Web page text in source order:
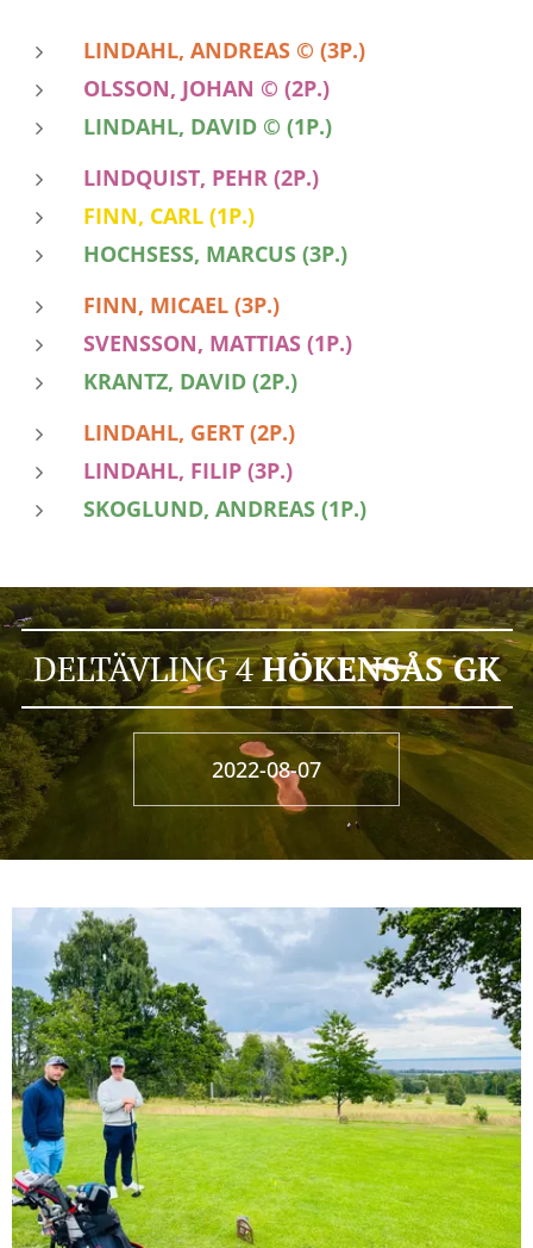
LINDAHL, ANDREAS © (3P.)
OLSSON, JOHAN © (2P.)
LINDAHL, DAVID © (1P.)
LINDQUIST, PEHR (2P.)
FINN, CARL (1P.)
HOCHSESS, MARCUS (3P.)
FINN, MICAEL (3P.)
SVENSSON, MATTIAS (1P.)
KRANTZ, DAVID (2P.)
LINDAHL, GERT (2P.)
LINDAHL, FILIP (3P.)
SKOGLUND, ANDREAS (1P.)
DELTÄVLING 4HÖKENSÅS GK
2022-08-07